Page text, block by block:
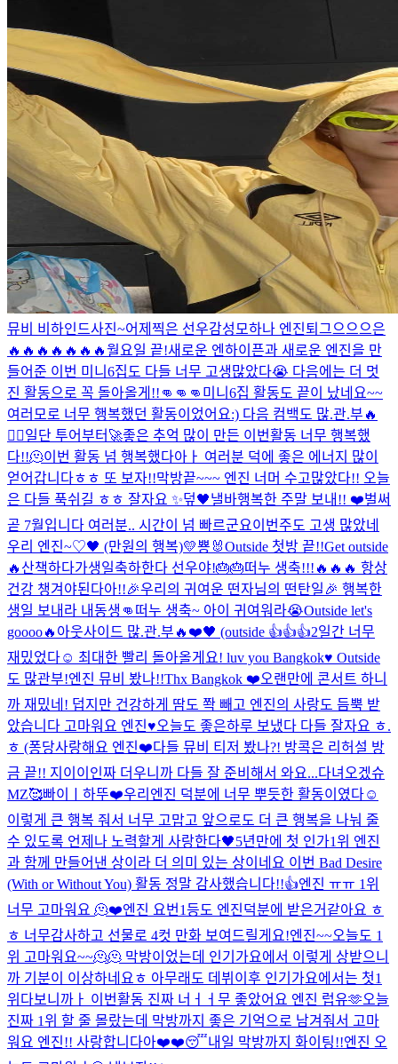
뮤비 비하인드사진~어제찍은 선우감성 모하나 엔진퇴그으으으은
🔥🔥🔥🔥🔥🔥🔥월요일 끝!새로운 엔하이픈과 새로운 엔진을 만
들어준 이번 미니6집도 다들 너무 고생많았다😭 다음에는 더 멋
진 활동으로 꼭 돌아올게!!👊👊👊 미니6집 활동도 끝이 났네요~~
여러모로 너무 행복했던 활동이었어요:) 다음 컴백도 많.관.부🔥
❤️‍🔥일단 투어부터🚀좋은 추억 많이 만든 이번활동 너무 행복했
다!!🫠이번 활동 넘 행복했다아ㅏ 여러분 덕에 좋은 에너지 많이
얻어갑니다ㅎㅎ 또 보자!!막방끝~~~ 엔진 너머 수고많았다!! 오늘
은 다들 푹쉬길 ㅎㅎ 잘자요 ✨️덮🖤낼바행복한 주말 보내!! ❤️벌써
곧 7월입니다 여러분.. 시간이 넘 빠르군요이번주도 고생 많았네
우리 엔진~♡🖤 (만원의 행복)💛뿅🐰Outside 첫방 끝!!Get outside
🔥 산책하다가생일축하한다 선우야!🎂🎂떠누 생축!!!🔥🔥🔥 항상
건강 챙겨야된다아!!🎉우리의 귀여운 떤자님의 떤탄일🎉 행복한
생일 보내라 내동생👊 떠누 생축~ 아이 귀여워라😭Outside let's
goooo🔥 아웃사이드 많.관.부🔥 ❤️🖤 (outside 👍👍👍2일간 너무
재밌었다☺️ 최대한 빨리 돌아올게요! luv you Bangkok♥️ Outside
도 많관부!엔진 뮤비 봤나!!Thx Bangkok ❤️오랜만에 콘서트 하니
까 재밌네! 덥지만 건강하게 땀도 쫙 빼고 엔진의 사랑도 듬뿍 받
았습니다 고마워요 엔진♥️오늘도 좋은하루 보냈다 다들 잘자요 ㅎ.
ㅎ (퐁당사랑해요 엔진❤️다들 뮤비 티저 봤나?! 방콕은 리허설 방
금 끝!! 지이이인짜 더우니까 다들 잘 준비해서 와요...다녀오겠슈
MZ🥰빠이ㅣ 하뚜❤️우리엔진 덕분에 너무 뿌듯한 활동이였다☺️
이렇게 큰 행복 줘서 너무 고맙고 앞으로도 더 큰 행복을 나눠 줄
수 있도록 언제나 노력할게 사랑한다🖤5년만에 첫 인가1위 엔진
과 함께 만들어낸 상이라 더 의미 있는 상이네요 이번 Bad Desire
(With or Without You) 활동 정말 감사했습니다!!👍엔진 ㅠㅠ 1위
너무 고마워요 🫠❤️엔진 요번1등도 엔진덕분에 받은거같아요 ㅎ
ㅎ 너무감사하고 선물로 4컷 만화 보여드릴게요!엔진~~오늘도 1
위 고마워요~~🫠🫠 막방이었는데 인기가요에서 이렇게 상받으니
까 기분이 이상하네요ㅎ 아무래도 데뷔이후 인기가요에서는 첫1
위다보니까ㅏ 이번활동 진짜 너ㅓㅓ무 좋았어요 엔진 럽유🫶오늘
진짜 1위 할 줄 몰랐는데 막방까지 좋은 기억으로 남겨줘서 고마
워요 엔진!! 사랑합니다아❤️❤️😴내일 막방까지 화이팅!!엔진 오